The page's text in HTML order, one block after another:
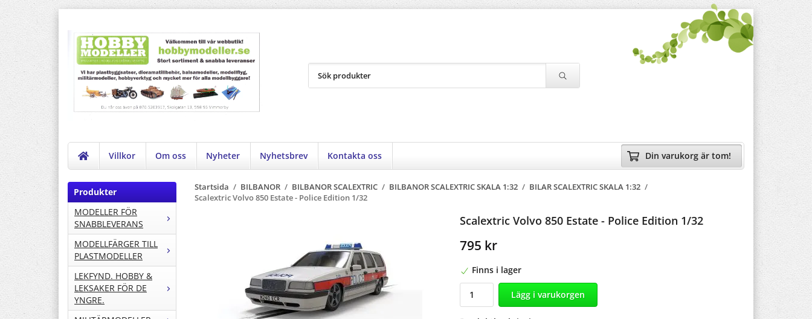
Villkor Om oss Nyheter Nyhetsbrev Kontakta oss Din varukorg är tom!
Produkter
MODELLER FÖR
SNABBLEVERANS
MODELLFÄRGER TILL
PLASTMODELLER
LEKFYND. HOBBY &
LEKSAKER FÖR DE
YNGRE.
Startsida / BILBANOR / BILBANOR SCALEXTRIC / BILBANOR SCALEXTRIC SKALA 1:32 / BILAR SCALEXTRIC SKALA 1:32 /
Scalextric Volvo 850 Estate - Police Edition 1/32
Scalextric Volvo 850 Estate - Police Edition 1/32
795 kr
Finns i lager
Lägg i varukorgen